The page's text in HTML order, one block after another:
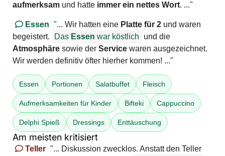
aufmerksam und hatte immer ein nettes Wort. ..."
Essen "... Wir hatten eine Platte für 2 und waren
begeistert.
Das Essen war köstlich
und die
Atmosphäre sowie der Service waren ausgezeichnet.
Wir werden definitiv öfter hierher kommen! ..."
Essen Portionen Salatbuffet Fleisch
Aufmerksamkeiten für Kinder Bifteki Cappuccino
Delphi Spieß Dressings Enttäuschung
Am meisten kritisiert
Teller "... Diskussion zwecklos. Anstatt den Teller